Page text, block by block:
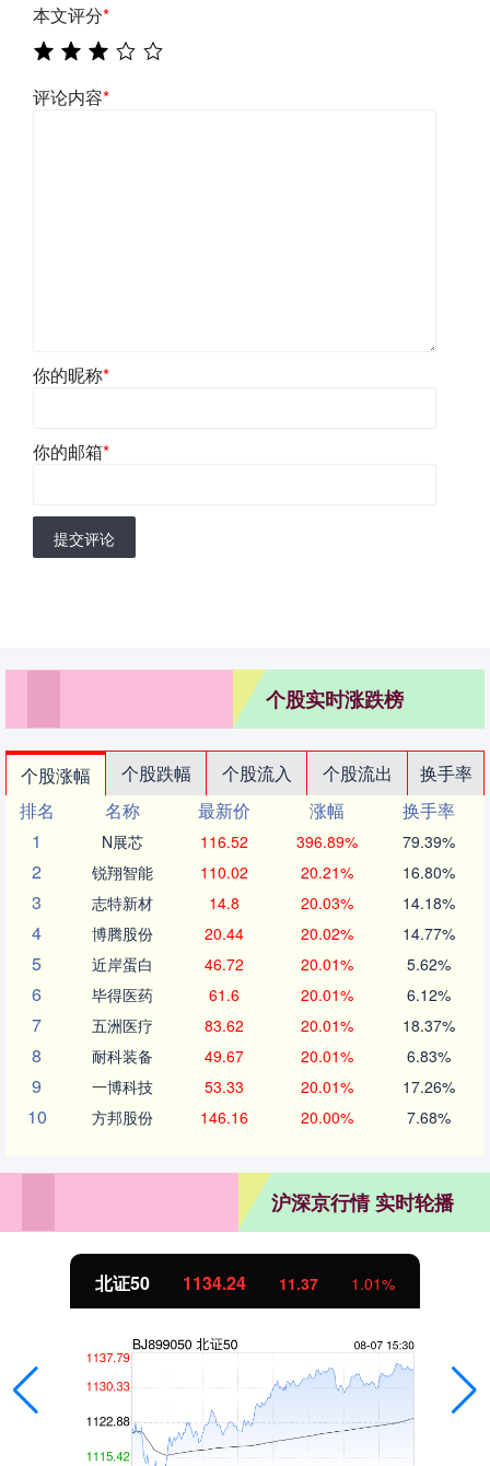
本文评分*
评论内容*
你的昵称*
你的邮箱*
提交评论
个股实时涨跌榜
个股涨幅 个股跌幅 个股流入 个股流出
换手率
排名
名称 最新价 涨幅
换手率
1
N展芯 116.52 396.89% 79.39%
2 锐翔智能 110.02 20.21% 16.80%
3 志特新材 14.8 20.03% 14.18%
4 博腾股份 20.44 20.02% 14.77%
5 近岸蛋白 46.72 20.01% 5.62%
6 毕得医药 61.6 20.01% 6.12%
7 五洲医疗 83.62 20.01% 18.37%
8 耐科装备 49.67 20.01% 6.83%
9 一博科技 53.33 20.01% 17.26%
10 方邦股份 146.16 20.00% 7.68%
沪深京行情 实时轮播
北证50 1134.24 11.37 1.01%